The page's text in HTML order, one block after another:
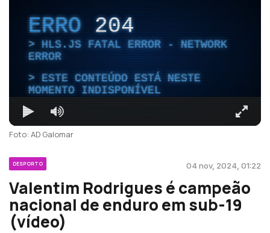
ERRO204
HLS.JS FATAL ERROR - NETWORK
ERROR
ESTE CONTEÚDO ESTÁ NESTE
MOMENTO INDISPONÍVEL
Foto: AD Galomar
DESPORTO 04 nov, 2024, 01:22
Valentim Rodrigues é campeão
nacional de enduro em sub-19
(vídeo)